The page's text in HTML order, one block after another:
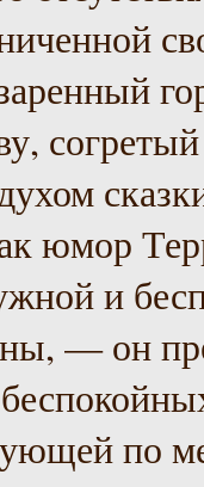
согретый
юмор
и
— он
по